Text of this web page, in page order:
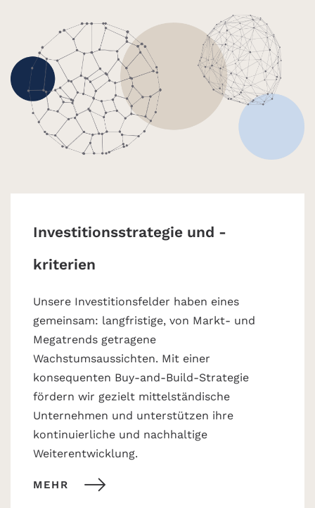
Investitionsstrategie und -
kriterien
Unsere Investitionsfelder haben eines
gemeinsam: langfristige, von Markt- und
Megatrends getragene
Wachstumsaussichten. Mit einer
konsequenten Buy-and-Build-Strategie
fördern wir gezielt mittelständische
Unternehmen und unterstützen ihre
kontinuierliche und nachhaltige
Weiterentwicklung.
MEHR